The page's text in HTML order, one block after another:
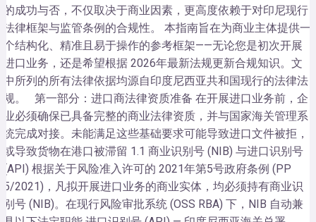
的成功与否，不仅取决于商业因素，更高度依赖于对印尼现行
法律框架与监管条例的合规性。 本指南旨在为商业主体提供一
个结构化、精准且易于操作的参考框架——无论您是初次开展
进口业务，还是希望根据 2026年最新法规更新合规知识。文
中所列的所有法律依据均源自印度尼西亚共和国现行的法律法
规。 第一部分：进口商法律资质准备 在开展进口业务前，企
业必须确保已具备完整的商业法律资质，并与国家海关管理系
统完成对接。未能满足这些基础要求可能导致进口文件被拒，
或导致货物在港口被滞留 1.1 商业识别号 (NIB) 与进口识别号
(API) 根据关于风险准入许可的 2021年第5号政府条例 (PP
5/2021)，凡拟开展进口业务的商业实体，均必须持有商业识
别号 (NIB)。在现行风险审批系统 (OSS RBA) 下，NIB 自动兼